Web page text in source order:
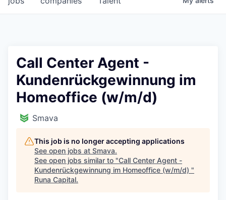
Call Center Agent -
Kundenrückgewinnung im
Homeoffice (w/m/d)
Smava
This job is no longer accepting applications
See open jobs at Smava.
See open jobs similar to "Call Center Agent -
Kundenrückgewinnung im Homeoffice (w/m/d) "
Runa Capital.